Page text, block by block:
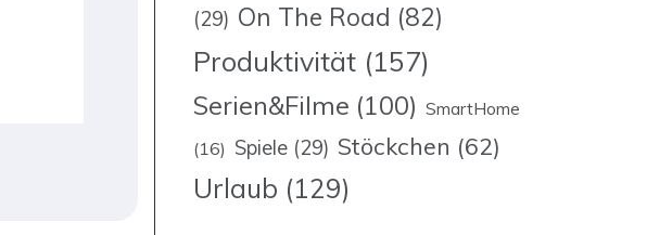
(29) On The Road (82)
Produktivität (157)
Serien&Filme (100) SmartHome
(16) Spiele (29) Stöckchen (62)
Urlaub (129)